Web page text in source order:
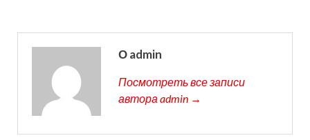
О admin
Посмотреть все записи
автора admin →